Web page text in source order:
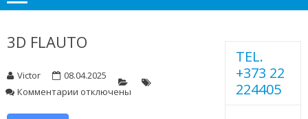
3D FLAUTO
Victor
08.04.2025
Комментарии котключены
TEL.
+373 22
224405